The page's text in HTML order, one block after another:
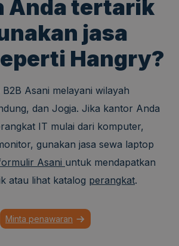
Anda tertarik
jasa
Hangry?
Asani melayani wilayah
dan Jogja. Jika kantor Anda
IT mulai dari komputer,
gunakan jasa sewa laptop
Asani untuk mendapatkan
atau lihat katalog perangkat.
Minta penawaran